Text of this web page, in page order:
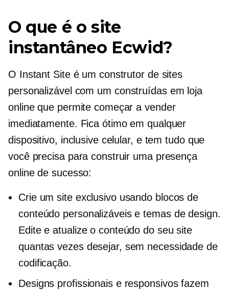
O que é o site
instantâneo Ecwid?
O Instant Site é um construtor de sites
personalizável com um construídas em loja
online que permite começar a vender
imediatamente. Fica ótimo em qualquer
dispositivo, inclusive celular, e tem tudo que
você precisa para construir uma presença
online de sucesso:
Crie um site exclusivo usando blocos de
conteúdo personalizáveis ​​e temas de design.
Edite e atualize o conteúdo do seu site
quantas vezes desejar, sem necessidade de
codificação.
Designs profissionais e responsivos fazem